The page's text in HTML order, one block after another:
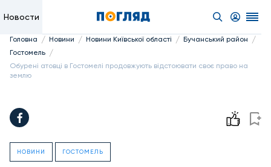
Новости
Головна / Новини / Новини Київської області / Бучанський район /
Гостомель /
Обурені атовці в Гостомелі продовжують відстоювати своє право на
землю
НОВИНИ ГОСТОМЕЛЬ